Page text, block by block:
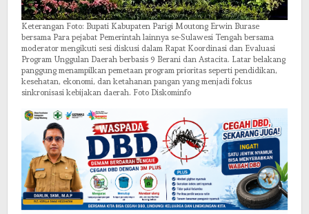
Keterangan Foto: Bupati Kabupaten Parigi Moutong Erwin Burase
bersama Para pejabat Pemerintah lainnya se-Sulawesi Tengah bersama
moderator mengikuti sesi diskusi dalam Rapat Koordinasi dan Evaluasi
Program Unggulan Daerah berbasis 9 Berani dan Astacita. Latar belakang
panggung menampilkan pemetaan program prioritas seperti pendidikan,
kesehatan, ekonomi, dan ketahanan pangan yang menjadi fokus
sinkronisasi kebijakan daerah. Foto Diskominfo